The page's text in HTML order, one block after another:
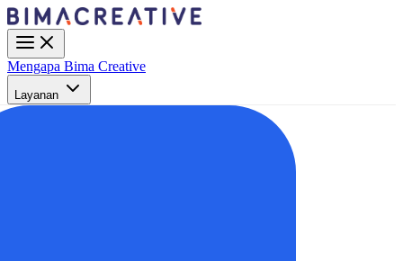
Mengapa Bima Creative
Layanan